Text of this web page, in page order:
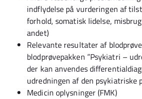
indflydelse på vurderingen af
forhold, somatisk lidelse,
andet)
Relevante resultater af
blodprøvepakken ”Psykiatri –
der kan anvendes
udredningen af den psykiatriske
Medicin oplysninger (FMK)